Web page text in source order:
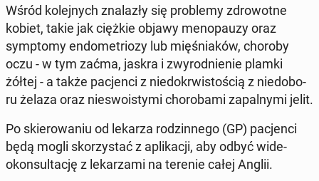
Wśród ko­lej­nych zna­la­zły się pro­ble­my zdro­wot­ne
kobiet, takie jak ciężkie objawy me­no­pau­zy oraz
symp­to­my en­do­me­trio­zy lub mię­śnia­ków, choroby
oczu - w tym zaćma, jaskra i zwy­rod­nie­nie plamki
żółtej - a także pa­cjen­ci z nie­do­krwi­sto­ścią z nie­do­bo­
ru żelaza oraz nie­swo­isty­mi cho­ro­ba­mi za­pal­ny­mi jelit.
Po skie­ro­wa­niu od lekarza ro­dzin­ne­go (GP) pa­cjen­ci
będą mogli sko­rzy­stać z apli­ka­cji, aby odbyć wi­de­
okon­sul­ta­cję z le­ka­rza­mi na terenie całej Anglii.